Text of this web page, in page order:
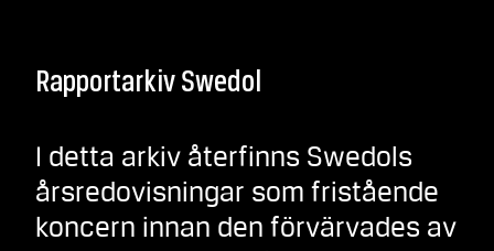
Rapportarkiv Swedol
I detta arkiv återfinns Swedols
årsredovisningar som fristående
koncern innan den förvärvades av